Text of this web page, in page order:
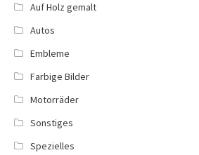
Auf Holz gemalt
Autos
Embleme
Farbige Bilder
Motorräder
Sonstiges
Spezielles